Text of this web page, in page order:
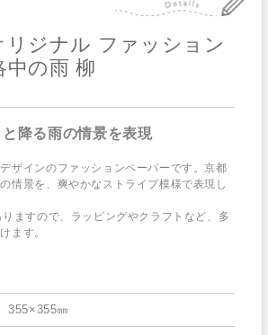
リジナル ファッション
中の雨 柳
降る雨の情景を表現
ザインのファッションペーパーです。京都
情景を、爽やかなストライプ模様で表現し
ますので、ラッピングやクラフトなど、多
ます。
355×355㎜